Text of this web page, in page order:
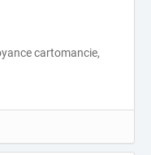
cartomancie,